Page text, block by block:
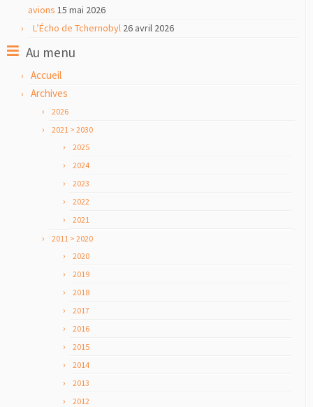
avions 15 mai 2026
L’Écho de Tchernobyl 26 avril 2026
Au menu
Accueil
Archives
2026
2021 > 2030
2025
2024
2023
2022
2021
2011 > 2020
2020
2019
2018
2017
2016
2015
2014
2013
2012